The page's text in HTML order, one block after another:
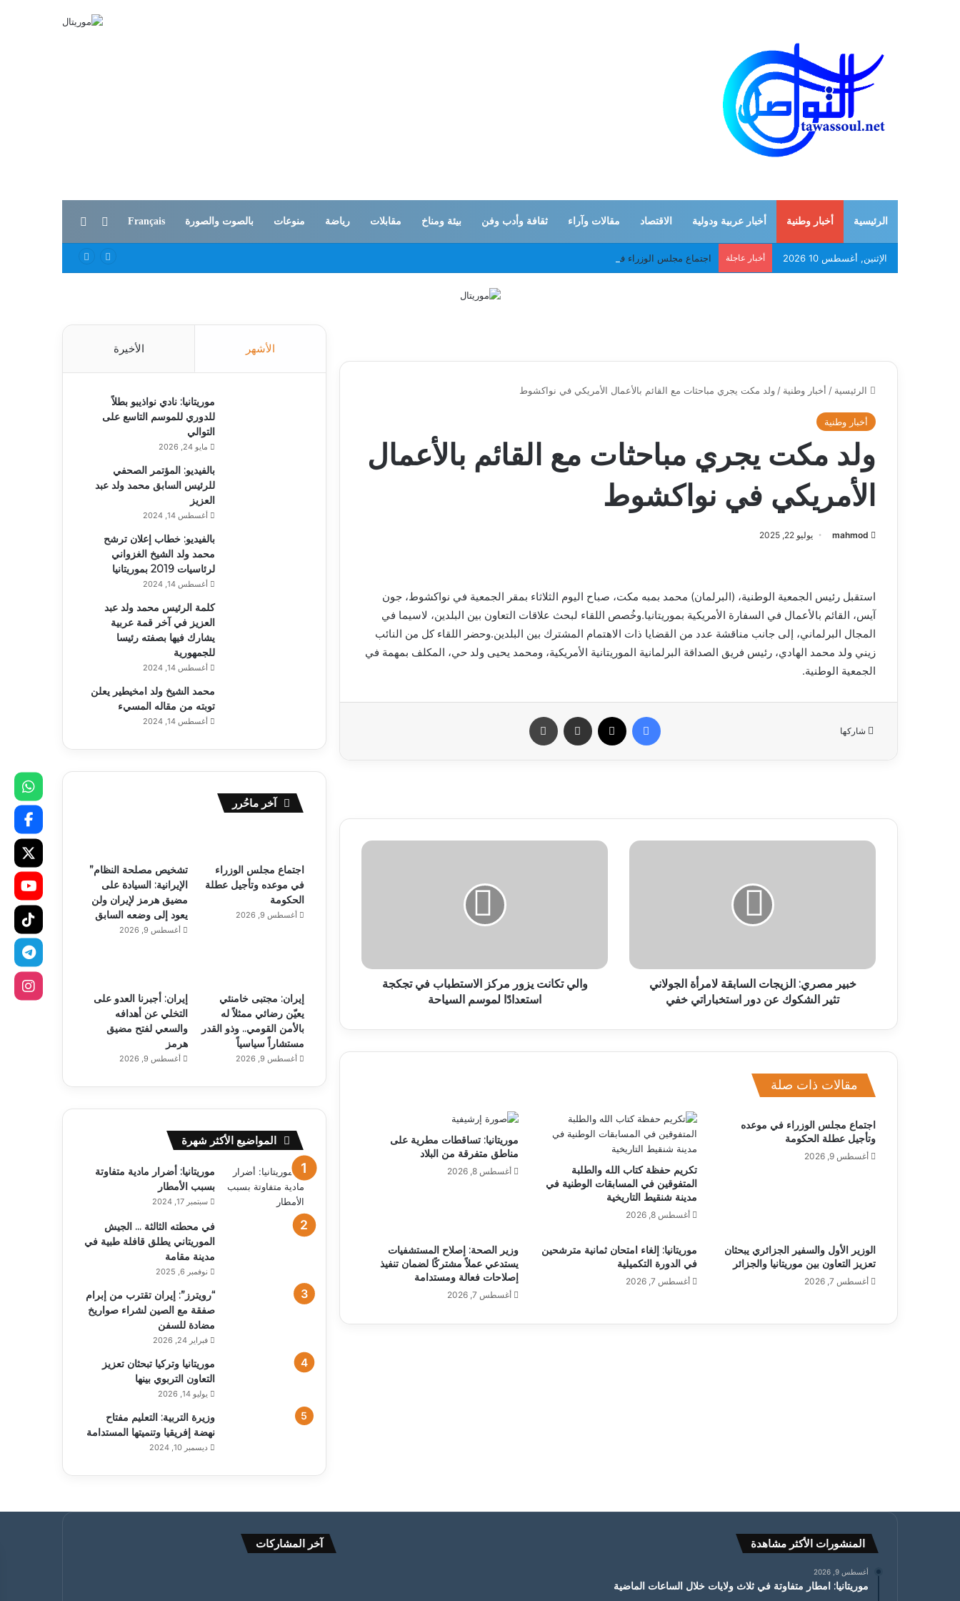
الرئيسية أخبار وطنية أخبار عربية ودولية الاقتصاد مقالات وآراء ثقافة وأدب وفن بيئة ومناخ مقابلات رياضة منوعات بالصوت والصورة Français الوضع المظلم
الإثنين, أغسطس 10 2026 أخبار عاجلة اجتماع مجلس الوزراء في موعده وتأجيل عطلة الحكومة
الرئيسية / أخبار وطنية / ولد مكت يجري مباحثات مع القائم بالأعمال الأمريكي في نواكشوط
أخبار وطنية
ولد مكت يجري مباحثات مع القائم بالأعمال
الأمريكي في نواكشوط
mahmod يوليو 22, 2025
استقبل رئيس الجمعية الوطنية، (البرلمان) محمد بمبه مكت، صباح اليوم الثلاثاء بمقر الجمعية في نواكشوط، جون
آيس، القائم بالأعمال في السفارة الأمريكية بموريتانيا.وخُصص اللقاء لبحث علاقات التعاون بين البلدين، لاسيما في
المجال البرلماني، إلى جانب مناقشة عدد من القضايا ذات الاهتمام المشترك بين البلدين.وحضر اللقاء كل من النائب
زيني ولد محمد الهادي، رئيس فريق الصداقة البرلمانية الموريتانية الأمريكية، ومحمد يحيى ولد حي، المكلف بمهمة في
الجمعية الوطنية.
شاركها
فيسبوك مشاركة عبر البريد
خبير مصري: الزيجات السابقة لامرأة الجولاني
تثير الشكوك عن دور استخباراتي خفي
والي تكانت يزور مركز الاستطباب في تجكجة
استعدادًا لموسم السياحة
مقالات ذات صلة
اجتماع مجلس الوزراء في موعده
وتأجيل عطلة الحكومة
أغسطس 9, 2026
تكريم حفظة كتاب الله والطلبة
المتفوقين في المسابقات الوطنية في
مدينة شنقيط التاريخية
أغسطس 8, 2026
موريتانيا: تساقطات مطرية على
مناطق متفرقة من البلاد
أغسطس 8, 2026
الوزير الأول والسفير الجزائري يبحثان
تعزيز التعاون بين موريتانيا والجزائر
أغسطس 7, 2026
موريتانيا: إلغاء امتحان ثمانية مترشحين
في الدورة التكميلية
أغسطس 7, 2026
وزير الصحة: إصلاح المستشفيات
يستدعي عملاً مشتركًا لضمان تنفيذ
إصلاحات فعالة ومستدامة
أغسطس 7, 2026
الأشهر الأخيرة
موريتانيا: نادي نواذيبو بطلاً
للدوري للموسم التاسع على
التوالي
مايو 24, 2026
بالفيديو: المؤتمر الصحفي
للرئيس السابق محمد ولد عبد
العزيز
أغسطس 14, 2024
بالفيديو: خطاب إعلان ترشح
محمد ولد الشيخ الغزواني
لرئاسيات 2019 بموريتانيا
أغسطس 14, 2024
كلمة الرئيس محمد ولد عبد
العزيز في آخر قمة عربية
يشارك فيها بصفته رئيسا
للجمهورية
أغسطس 14, 2024
محمد الشيخ ولد امخيطير يعلن
توبته من مقاله المسيء
أغسطس 14, 2024
آخر ماحُرر
اجتماع مجلس الوزراء
في موعده وتأجيل عطلة
الحكومة
أغسطس 9, 2026
تشخيص مصلحة النظام”
الإيرانية: السيادة على
مضيق هرمز لإيران ولن
يعود إلى وضعه السابق
أغسطس 9, 2026
إيران: مجتبى خامنئي
يعيّن رضائي ممثلاً له
بالأمن القومي.. وذو القدر
مستشاراً سياسياً
أغسطس 9, 2026
إيران: أجبرنا العدو على
التخلي عن أهدافه
والسعي لفتح مضيق
هرمز
أغسطس 9, 2026
المواضيع الأكثر شهرة
موريتانيا: أضرار مادية متفاوتة
بسبب الأمطار
سبتمبر 17, 2024
في محطته الثالثة … الجيش
الموريتاني يطلق قافلة طبية في
مدينة مقامة
نوفمبر 6, 2025
“رويترز”: إيران تقترب من إبرام
صفقة مع الصين لشراء صواريخ
مضادة للسفن
فبراير 24, 2026
موريتانيا وتركيا تبحثان تعزيز
التعاون التربوي بينها
يوليو 14, 2026
وزيرة التربية: التعليم مفتاح
نهضة إفريقيا وتنميتها المستدامة
ديسمبر 10, 2024
المنشورات الأكثر مشاهدة
أغسطس 9, 2026
موريتانيا: امطار متفاوتة في ثلاث ولايات خلال الساعات الماضية
آخر المشاركات